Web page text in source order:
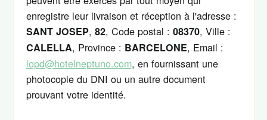
enregistre leur livraison et réception à l'adresse :
SANT JOSEP, 82, Code postal : 08370, Ville :
CALELLA, Province : BARCELONE, Email :
lopd@hotelneptuno.com, en fournissant une
photocopie du DNI ou un autre document
prouvant votre identité.